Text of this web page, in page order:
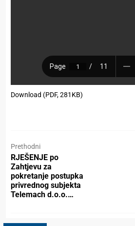
Download (PDF, 281KB)
Prethodni
RJEŠENJE po
Zahtjevu za
pokretanje postupka
privrednog subjekta
Telemach d.o.o.…